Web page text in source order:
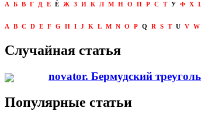
А Б В Г Д Е Ё Ж З И К Л М Н О П Р С Т У Ф Х
A B C D E F G H I J K L M N O P Q R S T U V W
Случайная статья
novator. Бермудский
Популярные статьи